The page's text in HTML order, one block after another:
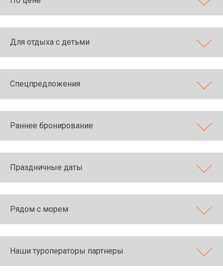
Для отдыха с детьми
Спецпредложения
Раннее бронирование
Праздничные даты
Рядом с морем
Наши туроператоры партнеры